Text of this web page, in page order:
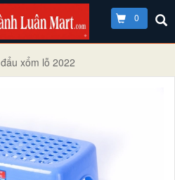
0
đẩu xổm lỗ 2022